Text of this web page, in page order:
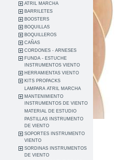
ATRIL MARCHA
BARRILETES
BOOSTERS
BOQUILLAS
BOQUILLEROS
CAÑAS
CORDONES - ARNESES
FUNDA - ESTUCHE
INSTRUMENTOS VIENTO
HERRAMIENTAS VIENTO
KITS PROPACKS
LAMPARA ATRIL MARCHA
MANTENIMIENTO
INSTRUMENTOS DE VIENTO
MATERIAL DE ESTUDIO
PASTILLAS INSTRUMENTO
DE VIENTO
SOPORTES INSTRUMENTO
VIENTO
SORDINAS INSTRUMENTOS
DE VIENTO